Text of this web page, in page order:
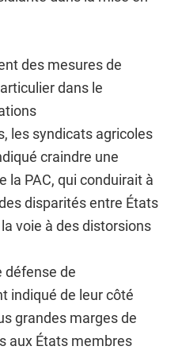
des mesures de
dans le
les syndicats agricoles
craindre une
la PAC, qui conduirait à
disparités entre États
voie à des distorsions
défense de
indiqué de leur côté
grandes marges de
aux États membres